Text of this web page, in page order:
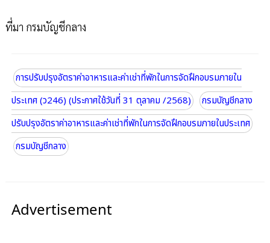
ที่มา กรมบัญชีกลาง
การปรับปรุงอัตราค่าอาหารและค่าเช่าที่พักในการจัดฝึกอบรมภายใน
ประเทศ (ว246) (ประกาศใช้วันที่ 31 ตุลาคม /2568)
กรมบัญชีกลาง
ปรับปรุงอัตราค่าอาหารและค่าเช่าที่พักในการจัดฝึกอบรมภายในประเทศ
กรมบัญชีกลาง
Advertisement